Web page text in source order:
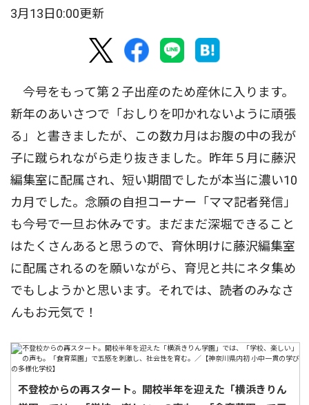
3月13日0:00更新
今号をもって第２子出産のため産休に入ります。
新年のあいさつで「おしりを叩かれないように頑張
る」と書きましたが、この数カ月はお腹の中の我が
子に蹴られながら走り抜きました。昨年５月に藤沢
編集室に配属され、短い期間でしたが本当に濃い10
カ月でした。念願の自担コーナー「ママ記者発信」
も今号で一旦お休みです。まだまだ深堀できること
はたくさんあると思うので、育休明けに藤沢編集室
に配属されるのを願いながら、育児と共にネタ集め
でもしようかと思います。それでは、読者のみなさ
んもお元気で！
不登校からの再スタート。開校半年を迎えた「横浜きりん